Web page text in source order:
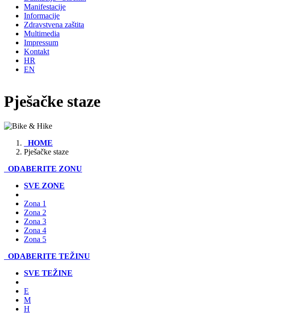
Manifestacije
Informacije
Zdravstvena zaštita
Multimedia
Impressum
Kontakt
HR
EN
Pješačke staze
HOME
Pješačke staze
ODABERITE ZONU
SVE ZONE
Zona 1
Zona 2
Zona 3
Zona 4
Zona 5
ODABERITE TEŽINU
SVE TEŽINE
E
M
H